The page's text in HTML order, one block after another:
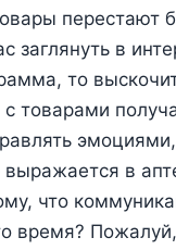
перестают
заглянуть в
то
товарами
в
что
время?